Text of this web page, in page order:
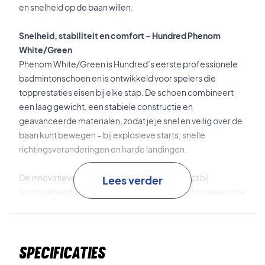
en snelheid op de baan willen.
Snelheid, stabiliteit en comfort – Hundred Phenom
White/Green
Phenom White/Green is Hundred’s eerste professionele
badmintonschoen en is ontwikkeld voor spelers die
topprestaties eisen bij elke stap. De schoen combineert
een laag gewicht, een stabiele constructie en
geavanceerde materialen, zodat je je snel en veilig over de
baan kunt bewegen – bij explosieve starts, snelle
richtingsveranderingen en harde landingen.
De innovatieve demping absorbeert de impact bij
landingen en helpt tegelijkertijd energie terug te geven in je
Lees verder
Specificaties